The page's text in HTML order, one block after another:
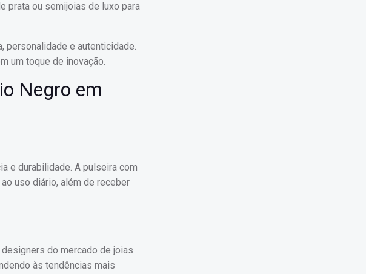
prata ou semijoias de luxo para
personalidade e autenticidade.
um toque de inovação.
Negro em
e durabilidade. A pulseira com
uso diário, além de receber
do mercado de joias
às tendências mais